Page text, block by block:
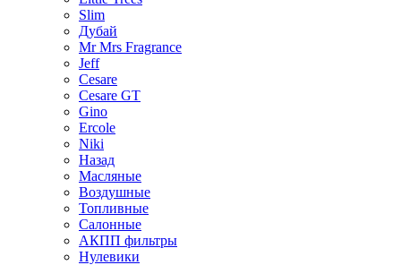
Slim
Дубай
Mr Mrs Fragrance
Jeff
Cesare
Cesare GT
Gino
Ercole
Niki
Назад
Масляные
Воздушные
Топливные
Салонные
АКПП фильтры
Нулевики